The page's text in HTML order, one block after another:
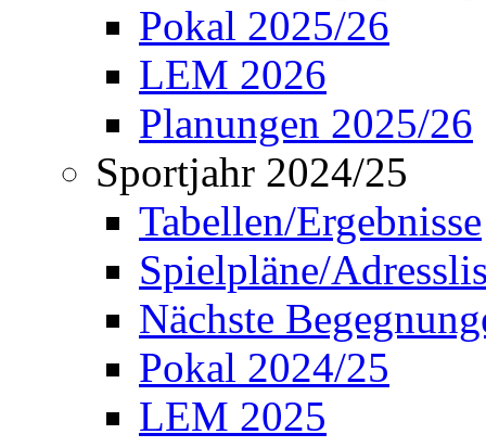
Pokal 2025/26
LEM 2026
Planungen 2025/26
Sportjahr 2024/25
Tabellen/Ergebnisse
Spielpläne/
Nächste
Pokal 2024/25
LEM 2025